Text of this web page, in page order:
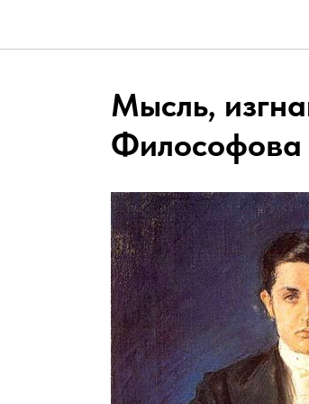
Мысль,
Философова